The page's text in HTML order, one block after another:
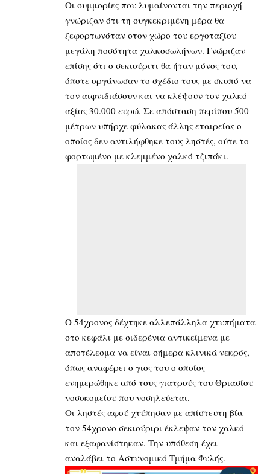
Οι συμμορίες που λυμαίνονται την περιοχή
γνώριζαν ότι τη συγκεκριμένη μέρα θα
ξεφορτωνόταν στον χώρο του εργοταξίου
μεγάλη ποσότητα χαλκοσωλήνων. Γνώριζαν
επίσης ότι ο σεκιούριτι θα ήταν μόνος του,
όποτε οργάνωσαν το σχέδιο τους με σκοπό να
τον αιφνιδιάσουν και να κλέψουν τον χαλκό
αξίας 30.000 ευρώ. Σε απόσταση περίπου 500
μέτρων υπήρχε φύλακας άλλης εταιρείας ο
οποίος δεν αντιλήφθηκε τους ληστές, ούτε το
φορτωμένο με κλεμμένο χαλκό τζιπάκι.
Ο 54χρονος δέχτηκε αλλεπάλληλα χτυπήματα
στο κεφάλι με σιδερένια αντικείμενα με
αποτέλεσμα να είναι σήμερα κλινικά νεκρός,
όπως αναφέρει ο γιος του ο οποίος
ενημερώθηκε από τους γιατρούς του Θριασίου
νοσοκομείου που νοσηλεύεται.
Οι ληστές αφού χτύπησαν με απίστευτη βία
τον 54χρονο σεκιούριρι έκλεψαν τον χαλκό
και εξαφανίστηκαν. Την υπόθεση έχει
αναλάβει το Αστυνομικό Τμήμα Φυλής.